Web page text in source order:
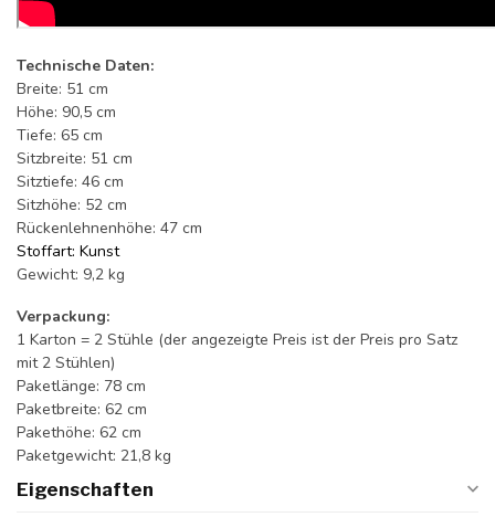
Technische Daten:
Breite: 51 cm
Höhe: 90,5 cm
Tiefe: 65 cm
Sitzbreite: 51 cm
Sitztiefe: 46 cm
Sitzhöhe: 52 cm
Rückenlehnenhöhe: 47 cm
Stoffart: Kunst
Gewicht: 9,2 kg
Verpackung:
1 Karton = 2 Stühle (der angezeigte Preis ist der Preis pro Satz
mit 2 Stühlen)
Paketlänge: 78 cm
Paketbreite: 62 cm
Pakethöhe: 62 cm
Paketgewicht: 21,8 kg
Eigenschaften